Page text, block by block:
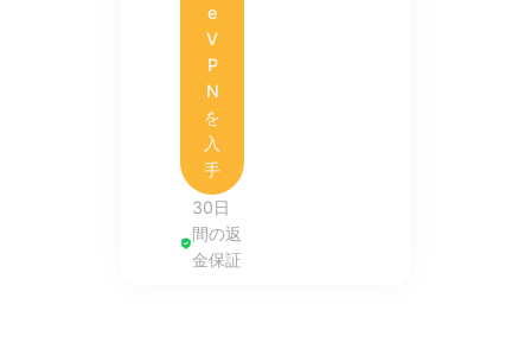
e
V
P
N
を
入
手
30日
間の返
金保証